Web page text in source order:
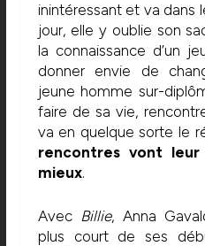
inintéressant et va dans
jour, elle y oublie son
la connaissance d’un
donner envie de
jeune homme sur-
faire de sa vie,
va en quelque sorte le
rencontres vont
mieux.
Avec Billie, Anna
plus court de ses